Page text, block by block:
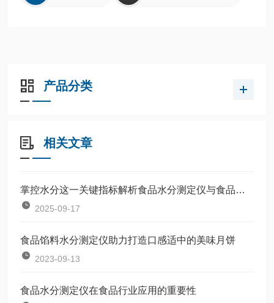
产品分类
相关文章
掌控水分这一关键指标解析食品水分测定仪与食品质量基石
2025-09-17
食品馅料水分测定仪助力打造口感适中的美味月饼
2023-09-13
食品水分测定仪在食品行业应用的重要性